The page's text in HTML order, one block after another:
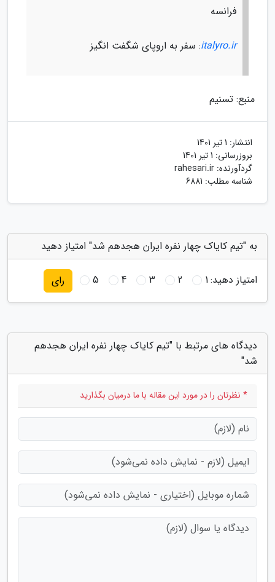
فرانسه
italyro.ir: سفر به اروپای شگفت انگیز
منبع: تسنیم
انتشار: 1 تیر 1401
بروزرسانی: 1 تیر 1401
گردآورنده: rahesari.ir
شناسه مطلب: 6881
به "تیم کایاک چهار نفره ایران هجدهم شد" امتیاز دهید
امتیاز دهید:1
2
3
4
5 رای
دیدگاه های مرتبط با "تیم کایاک چهار نفره ایران هجدهم
شد"
* نظرتان را در مورد این مقاله با ما درمیان بگذارید